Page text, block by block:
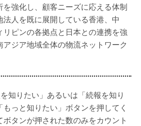
強化し、顧客ニーズに応える体制
法人を既に展開している香港、中
リピンの各拠点と日本との連携を強
ジア地域全体の物流ネットワーク
知りたい」あるいは「続報を知り
っと知りたい」ボタンを押してく
タンが押された数のみをカウント